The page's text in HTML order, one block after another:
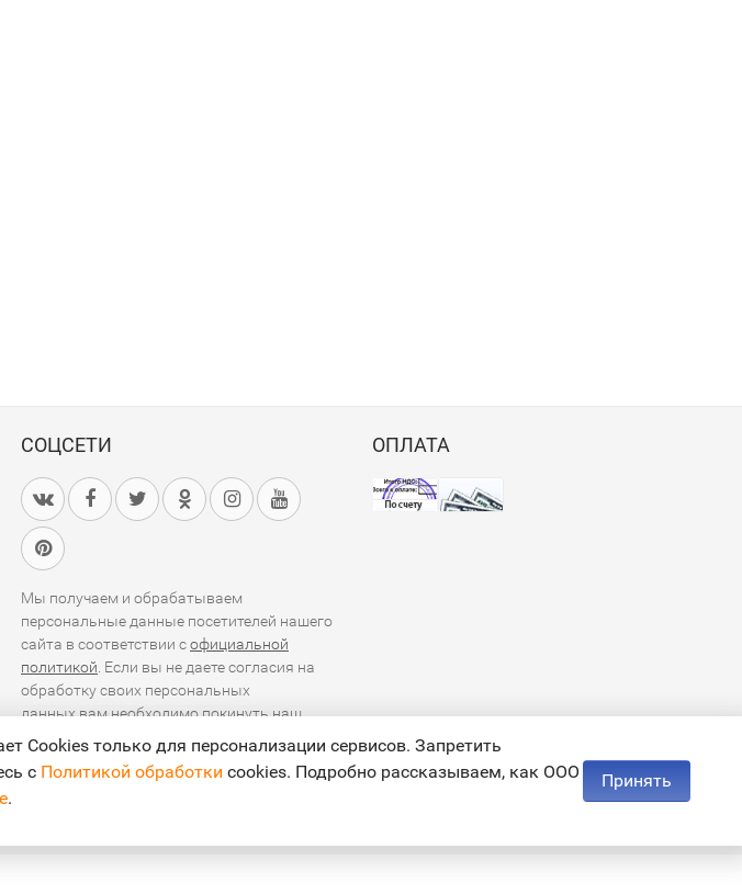
СОЦСЕТИ
Мы получаем и обрабатываем
персональные данные посетителей нашего
сайта в соответствии софициальной
политикой . Если вы не даете согласия на
обработку своих персональных
данных,вам необходимо покинуть наш
сайт.
ОПЛАТА
Cookies только для персонализации сервисов. Запретить
с Политикой обработки cookies. Подробно рассказываем, как ООО
.
Принять